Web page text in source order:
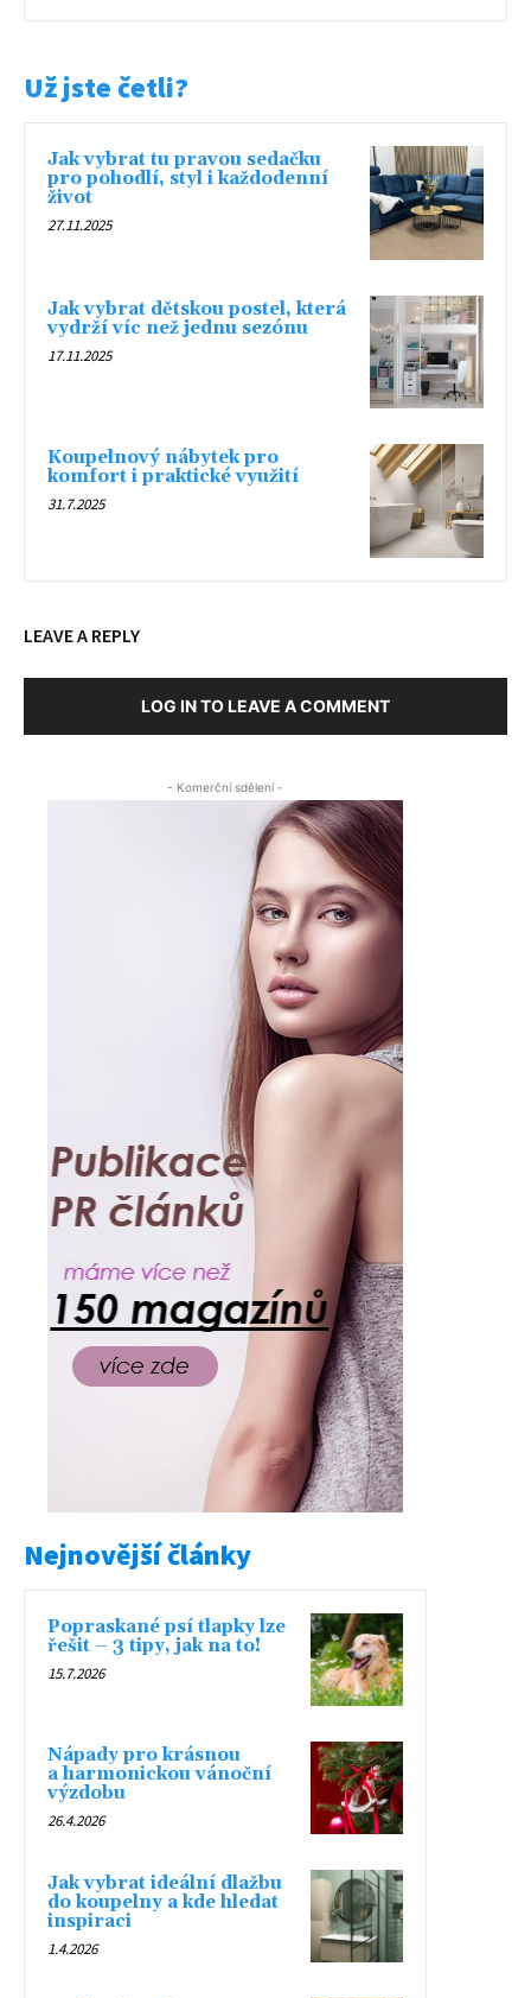
Už jste četli?
Jak vybrat tu pravou sedačku
pro pohodlí, styl i každodenní
život
27.11.2025
Jak vybrat dětskou postel, která
vydrží víc než jednu sezónu
17.11.2025
Koupelnový nábytek pro
komfort i praktické využití
31.7.2025
LEAVE A REPLY
LOG IN TO LEAVE A COMMENT
- Komerční sdělení -
Nejnovější články
Popraskané psí tlapky lze
řešit – 3 tipy, jak na to!
15.7.2026
Nápady pro krásnou
a harmonickou vánoční
výzdobu
26.4.2026
Jak vybrat ideální dlažbu
do koupelny a kde hledat
inspiraci
1.4.2026